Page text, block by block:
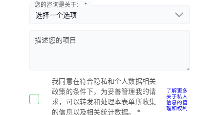
您的咨询是关于：
描述您的项目
我同意在符合隐私和个人数据相关
政策的条件下，为妥善管理我的请
求，可以转发和处理本表单所收集
的信息以及相关统计数据。
了解更多
关于私人
信息的管
理和权利